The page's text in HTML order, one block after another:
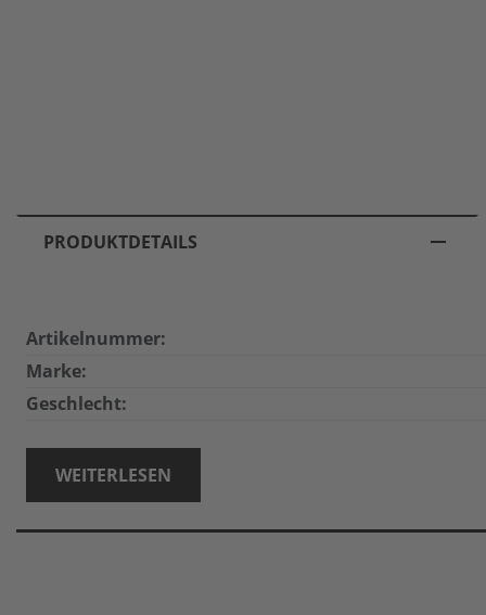
PRODUKTDETAILS
Artikelnummer:
Marke:
Geschlecht:
WEITERLESEN